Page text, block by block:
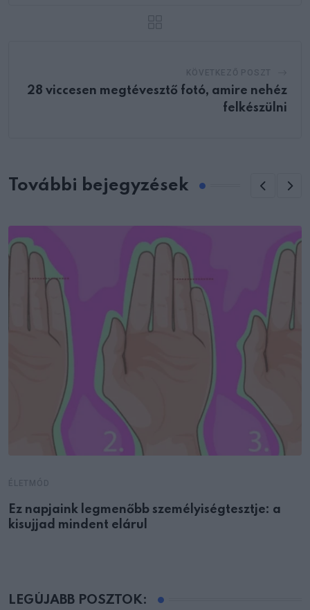
28 viccesen megtévesztő fotó, amire nehéz
felkészülni
További bejegyzések
Ez napjaink legmenőbb személyiségtesztje: a
kisujjad mindent elárul
LEGÚJABB POSZTOK: